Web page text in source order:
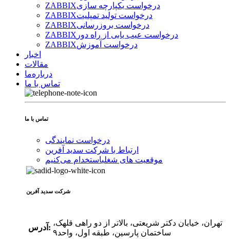
ZABBIXدرخواست یکپارچه سازی
ZABBIXدرخواست تولید تمپلیت
ZABBIXدرخواست بروزرسانی
ZABBIX درخواست عیب یابی از راه دور
ZABBIXدرخواست آموزش
اخبار
مقالات
درباره‌ما
تماس با ما
تماس با ما
درخواست نمایندگی
ارتباط با شرکت سدید آفرین
موقعیت های شغلیاستخدام ‌می‌کنیم
شرکت سدید‌ آفرین
آدرس:
تهران، خیابان دکتر شریعتی، بالاتر از دو راهی قلهک،
ساختمان پارسین، طبقه اول، واحد۹